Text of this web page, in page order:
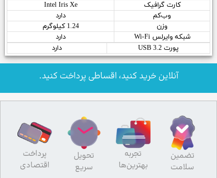
Intel Iris Xe
کارت گرافیک
دارد
وب‌کم
1.24 کیلوگرم
وزن
دارد
شبکه وایرلس Wi-Fi
دارد
پورت USB 3.2
آنلاین خرید کنید، اقساطی پرداخت کنید.
تضمین
سلامت
تجربه
بهترین‌ها
تحویل
سریع
پرداخت
اقتصادی